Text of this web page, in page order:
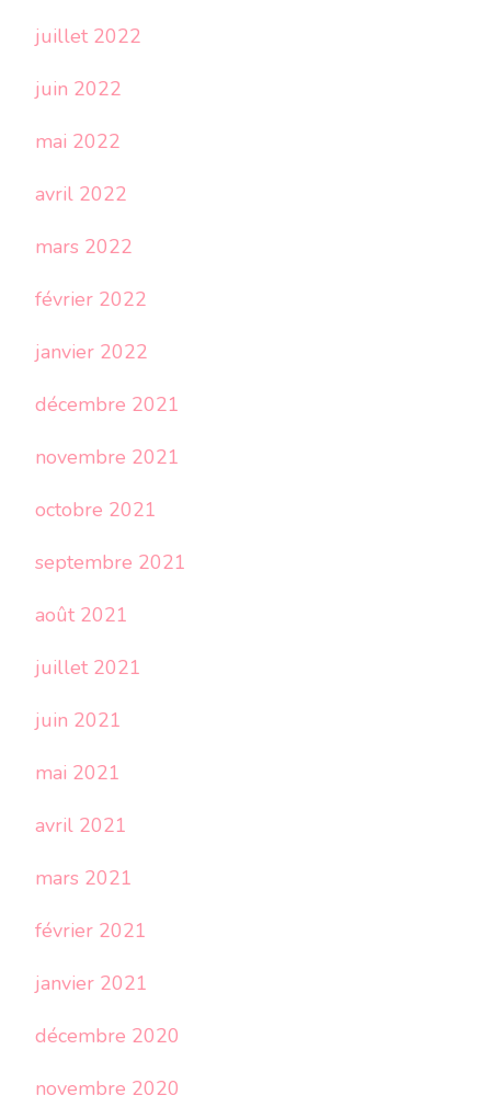
juillet 2022
juin 2022
mai 2022
avril 2022
mars 2022
février 2022
janvier 2022
décembre 2021
novembre 2021
octobre 2021
septembre 2021
août 2021
juillet 2021
juin 2021
mai 2021
avril 2021
mars 2021
février 2021
janvier 2021
décembre 2020
novembre 2020